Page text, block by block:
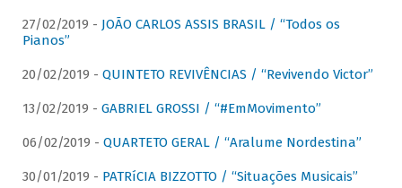
27/02/2019 - JOÃO CARLOS ASSIS BRASIL / “Todos os
Pianos”
20/02/2019 - QUINTETO REVIVÊNCIAS / “Revivendo Victor”
13/02/2019 - GABRIEL GROSSI / “#EmMovimento”
06/02/2019 - QUARTETO GERAL / “Aralume Nordestina”
30/01/2019 - PATRíCIA BIZZOTTO / “Situações Musicais”